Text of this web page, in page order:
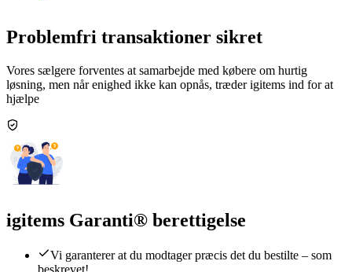
Problemfri transaktioner sikret
Vores sælgere forventes at samarbejde med købere om hurtig
løsning, men når enighed ikke kan opnås, træder igitems ind for at
hjælpe
igitems Garanti® berettigelse
Vi garanterer at du modtager præcis det du bestilte – som
beskrevet!